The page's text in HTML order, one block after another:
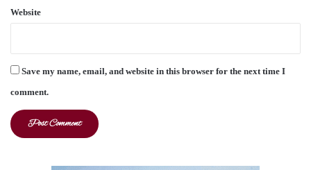
Website
Save my name, email, and website in this browser for the next time I
comment.